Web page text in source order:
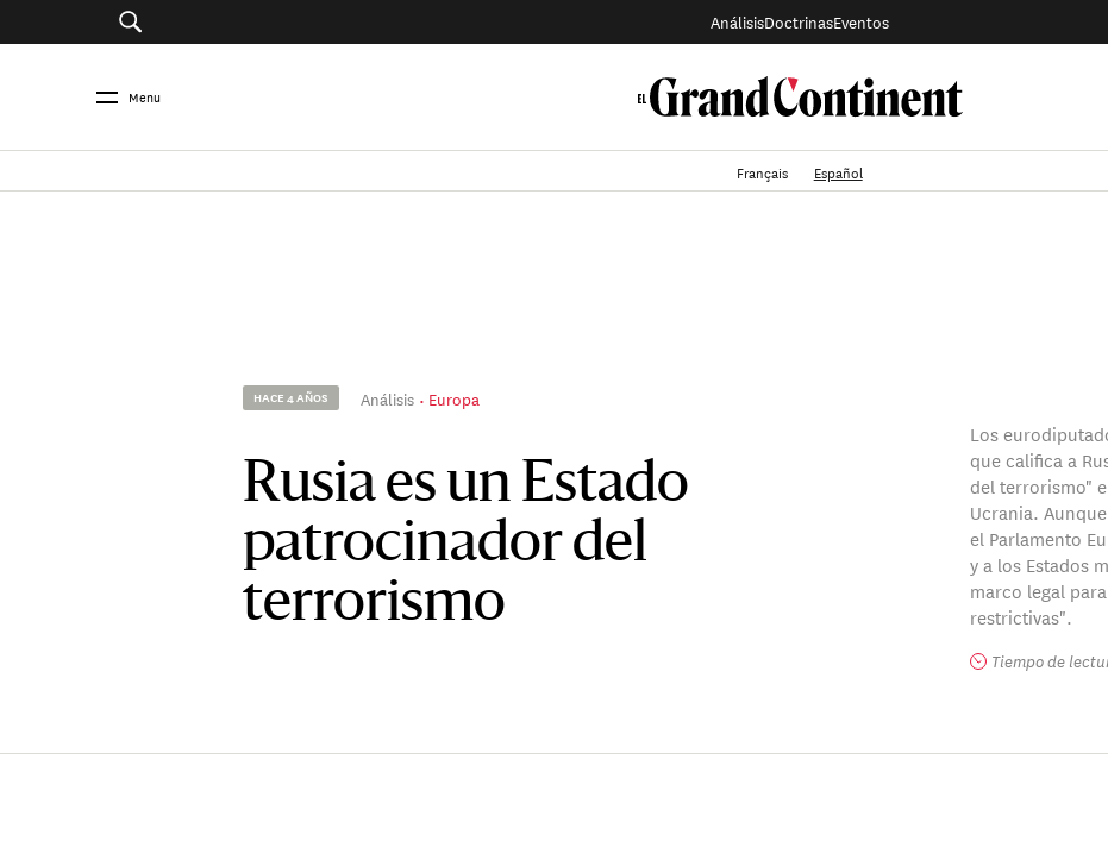
AnálisisDoctrinasEventos
Menu
Français Español
HACE 4 AÑOS Análisis Europa
Rusia es un Estado
patrocinador del
terrorismo
Los
que califica a
del terrorismo"
Ucrania.
el Parlamento
y a los Estados
marco legal
restrictivas".
Tiempo de